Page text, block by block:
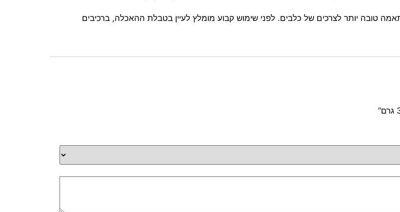
טובה יותר לצרכים של כלבים. לפני שימוש קבוע מומלץ לעיין בטבלת ההאכלה, ברכיבים